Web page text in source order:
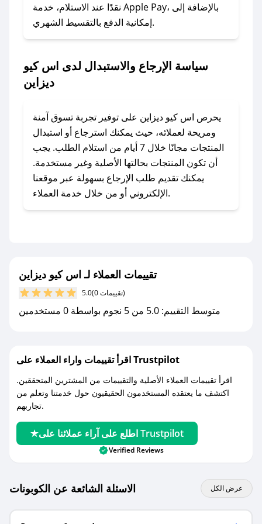
وسنقوم بحل المشكلة في أسرع وقت ممكن.
### ماذا أفعل إذا لم أجد كود خصم لمتجري
في حال عدم توفر كوبونات لمتجرك المفضل، يمكنك
مراسلتنا مباشرة وسنعمل على توفير الكوبونات في
### كيف تحصل على كوبونات خصم حصرية من
اس كيو ديزاين؟
للحصول على كوبونات وخصومات حصرية، قم بما
يلي:
- اضغط على أيقونة متابعة لمتجر اس كيو ديزاين في
مع صحصح، تسوق بذكاء ووفّر على كل مشترياتك مع
كوبونات خصم حصرية من اس كيو ديزاين!
نقدًا عند الاستلام، خدمة Apple Pay، بالإضافة إلى
إمكانية الدفع بالتقسيط الشهري.
سياسة الإرجاع والاستبدال لدى اس كيو
ديزاين
يحرص اس كيو ديزاين على توفير تجربة تسوق آمنة
ومريحة لعملائه، حيث يمكنك استرجاع أو استبدال
المنتجات مجانًا خلال 7 أيام من استلام الطلب. يجب
أن تكون المنتجات بحالتها الأصلية وغير مستخدمة.
يمكنك تقديم طلب الإرجاع بسهولة عبر موقعنا
الإلكتروني أو من خلال خدمة العملاء.
تقييمات العملاء لـ اس كيو ديزاين
5.0 (0 تقييمات)
متوسط التقييم: 5.0 من 5 نجوم بواسطة 0 مستخدمين
اقرأ تقييمات واراء العملاء على Trustpilot
اقرأ تقييمات العملاء الأصلية والتقييمات من المشترين المتحققين.
اكتشف ما يعتقده المستخدمون الحقيقيون حول خدمتنا وتعلم من
تجاربهم.
اطلع على آراء عملائنا على Trustpilot
Verified Reviews
الاسئلة الشائعة عن الكوبونات عرض الكل